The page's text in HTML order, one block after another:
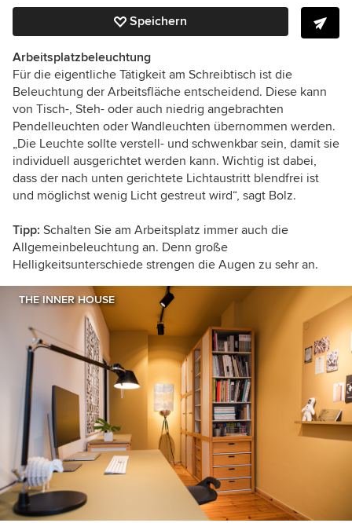
Speichern
Arbeitsplatzbeleuchtung
Für die eigentliche Tätigkeit am Schreibtisch ist die
Beleuchtung der Arbeitsfläche entscheidend. Diese kann
von Tisch-, Steh- oder auch niedrig angebrachten
Pendelleuchten oder Wandleuchten übernommen werden.
„Die Leuchte sollte verstell- und schwenkbar sein, damit sie
individuell ausgerichtet werden kann. Wichtig ist dabei,
dass der nach unten gerichtete Lichtaustritt blendfrei ist
und möglichst wenig Licht gestreut wird“, sagt Bolz.
Tipp: Schalten Sie am Arbeitsplatz immer auch die
Allgemeinbeleuchtung an. Denn große
Helligkeitsunterschiede strengen die Augen zu sehr an.
THE INNER HOUSE